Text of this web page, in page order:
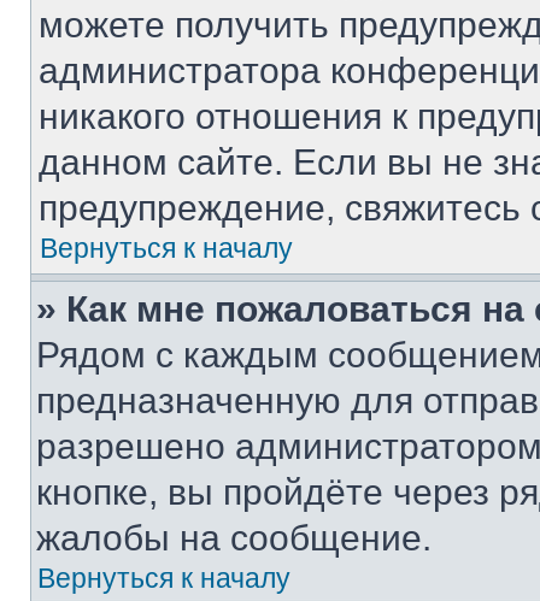
можете получить
администратора
никакого отношения к
данном сайте. Если вы не
предупреждение,
Вернуться к началу
» Как мне пожаловаться
Рядом с каждым сообщением
предназначенную для
разрешено
кнопке, вы пройдёте через
жалобы на сообщение.
Вернуться к началу